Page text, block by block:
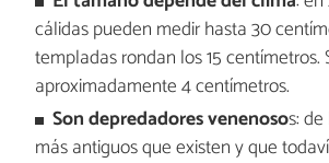
cálidas pueden medir hasta 30
templadas rondan los 15 centímetros.
aproximadamente 4 centímetros.
Son depredadores venenosos:
más antiguos que existen y que